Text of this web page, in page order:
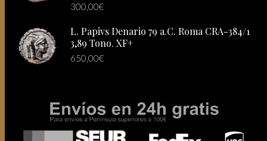
300,00€
L. Papivs Denario 79 a.C. Roma CRA-384/1
3,89 Tono. XF+
650,00€